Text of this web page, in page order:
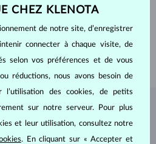
G
1.4 mm
KLENOTA
CHEZ KLENOTA
de notre site, d’enregistrer
connecter à chaque visite, de
selon vos préférences et de vous
réductions, nous avons besoin de
l’utilisation des cookies, de petits
sur notre serveur. Pour plus
et leur utilisation, consultez notre
. En cliquant sur « Accepter et